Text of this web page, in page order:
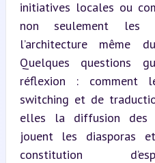
initiatives locales ou
non seulement les
l’architecture même
Quelques questions
réflexion : comment
switching et de
elles la diffusion des
jouent les diasporas
constitution